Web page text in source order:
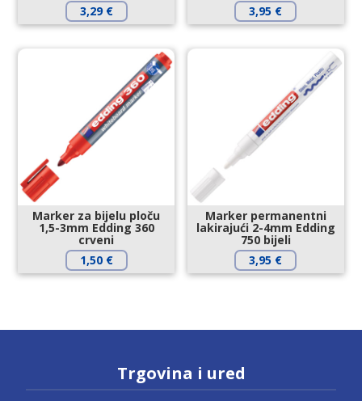
3,29 €
3,95 €
Marker za bijelu ploču
1,5-3mm Edding 360
crveni
1,50 €
Marker permanentni
lakirajući 2-4mm Edding
750 bijeli
3,95 €
Trgovina i ured